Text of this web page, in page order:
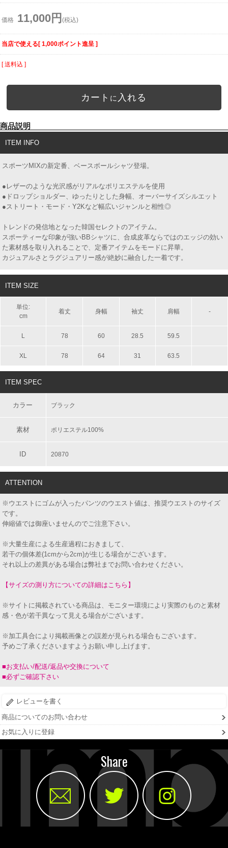
価格 11,000円 (税込)
当店で使える[ 1,000ポイント進呈 ]
[ 送料込 ]
カート に 入れる
商品説明
ITEM INFO
スポーツMIXの新定番、ベースボールシャツ登場。
●レザーのような光沢感がリアルなポリエステルを使用
●ドロップショルダー、ゆったりとした身幅、オーバーサイズシルエット
●ストリート・モード・Y2Kなど幅広いジャンルと相性◎
トレンドの発信地となった韓国セレクトのアイテム。
スポーティーな印象が強いBBシャツに、合成皮革ならではのエッジの効い
た素材感を取り入れることで、定番アイテムをモードに昇華。
カジュアルさとラグジュアリー感が絶妙に融合した一着です。
ITEM SIZE
単位:
cm
着丈 身幅 袖丈 肩幅 -
L 78 60 28.5 59.5
XL 78 64 31 63.5
ITEM SPEC
カラー ブラック
素材 ポリエステル100%
ID 20870
ATTENTION
※ウエストにゴムが入ったパンツのウエスト値は、推奨ウエストのサイズ
です。
伸縮値では御座いませんのでご注意下さい。
※大量生産による生産過程におきまして、
若干の個体差(1cmから2cm)が生じる場合がございます。
それ以上の差異がある場合は弊社までお問い合わせください。
【サイズの測り方についての詳細はこちら】
※サイトに掲載されている商品は、モニター環境により実際のものと素材
感・色が若干異なって見える場合がございます。
※加工具合により掲載画像との誤差が見られる場合もございます。
予めご了承くださいますようお願い申し上げます。
■お支払い/配送/返品や交換について
■必ずご確認下さい
レビューを書く
商品についてのお問い合わせ
お気に入りに登録
Share